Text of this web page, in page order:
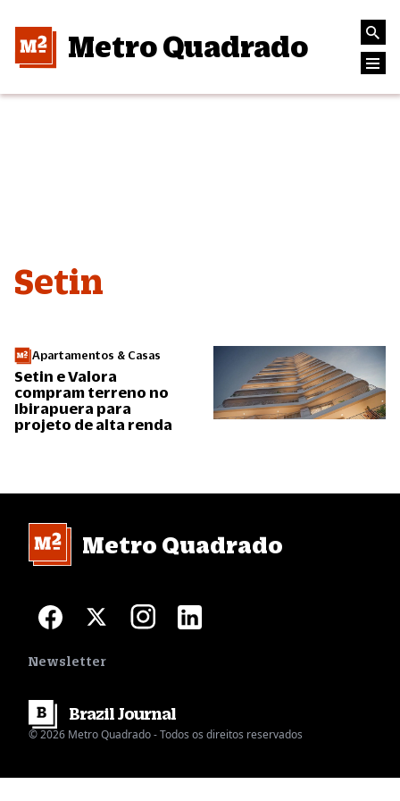
Metro Quadrado
Setin
Apartamentos & Casas
Setin e Valora
compram terreno no
Ibirapuera para
projeto de alta renda
Metro Quadrado
Newsletter
© 2026 Metro Quadrado - Todos os direitos reservados
BrazilJournal